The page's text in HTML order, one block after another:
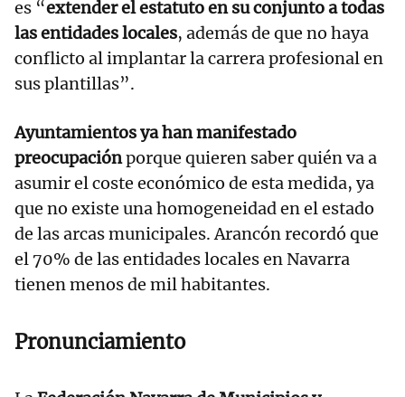
es “extender el estatuto en su conjuntoa todas
las entidades locales, además de que no haya
conflicto al implantar la carrera profesional en
sus plantillas”.
Ayuntamientos ya han manifestado
preocupaciónporque quieren saber quién va a
asumir el coste económico de esta medida, ya
que no existe una homogeneidad en el estado
de las arcas municipales. Arancón recordó que
el 70% de las entidades locales en Navarra
tienen menos de mil habitantes.
Pronunciamiento